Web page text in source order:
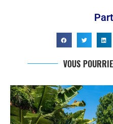
VOUS